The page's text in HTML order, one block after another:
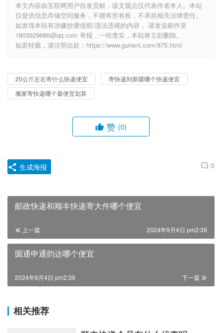
本文内容由互联网用户自发贡献，该文观点仅代表作者本人。本站
仅提供信息存储空间服务，不拥有所有权，不承担相关法律责任。
如发现本站有涉嫌抄袭侵权/违法违规的内容， 请发送邮件至
1803629686@qq.com 举报，一经查实，本站将立刻删除。
如若转载，请注明出处：https://www.guirent.com/875.html
20公斤左右寄什么快递便宜
寄快递到新疆哪个快递便宜
搬家寄快递哪个最便宜划算
赞 (0)
0
生成海报
邮政快递和顺丰快递寄大件哪个便宜
上一篇 2024年9月4日 pm2:39
圆通申通韵达哪个便宜
下一篇
2024年9月4日 pm2:39
相关推荐